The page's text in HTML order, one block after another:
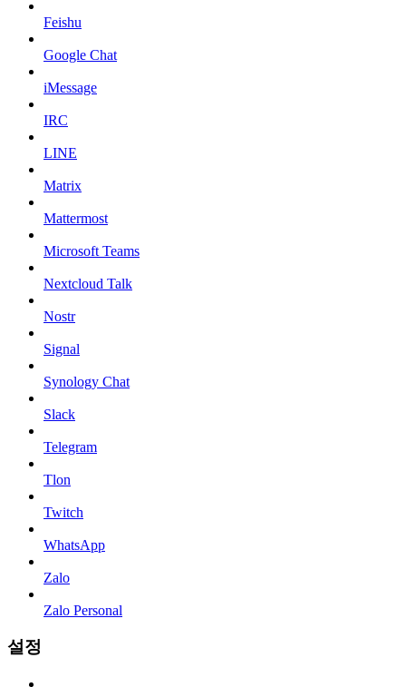
Feishu
Google Chat
iMessage
IRC
LINE
Matrix
Mattermost
Microsoft Teams
Nextcloud Talk
Nostr
Signal
Synology Chat
Slack
Telegram
Tlon
Twitch
WhatsApp
Zalo
Zalo Personal
설정